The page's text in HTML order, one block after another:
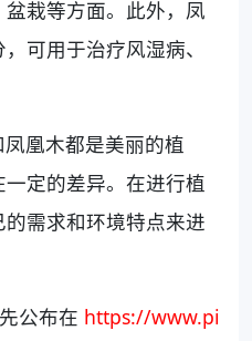
栽等方面。此外，凤
可用于治疗风湿病、
凰木都是美丽的植
定的差异。在进行植
需求和环境特点来进
公布在 https://www.pi